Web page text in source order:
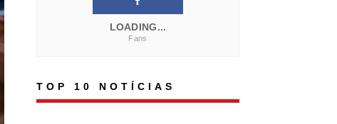
LOADING...
Fans
TOP 10 NOTÍCIAS